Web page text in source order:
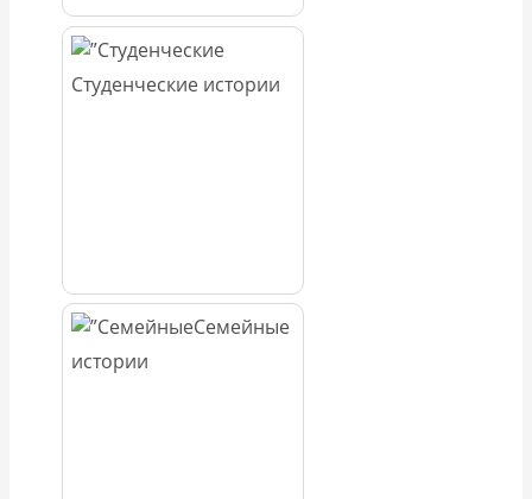
Студенческие истории
Семейные
истории